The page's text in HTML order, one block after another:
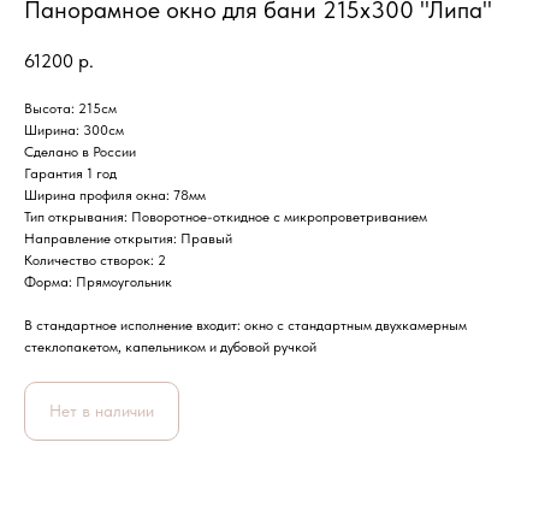
Панорамное окно для бани 215х300 "Липа"
61200 р.
Высота: 215см
Ширина: 300см
Сделано в России
Гарантия 1 год
Ширина профиля окна: 78мм
Тип открывания: Поворотное-откидное с микропроветриванием
Направление открытия: Правый
Количество створок: 2
Форма: Прямоугольник
В стандартное исполнение входит: окно с стандартным двухкамерным
стеклопакетом, капельником и дубовой ручкой
Нет в наличии